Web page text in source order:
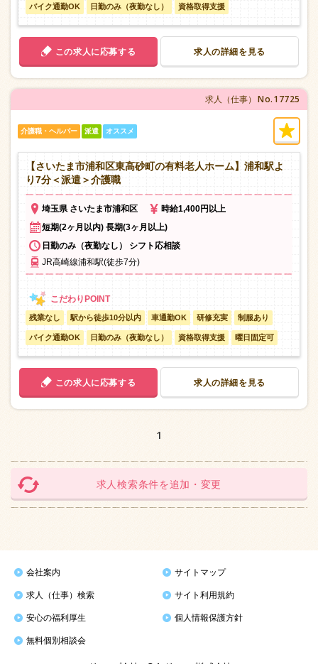
バイク通勤OK 日勤のみ（夜勤なし） 資格取得支援
この求人に応募する 求人の詳細を見る
求人（仕事） No.17725
介護職・ヘルパー 派遣 オススメ
【さいたま市浦和区東高砂町の有料老人ホーム】浦和駅よ
り7分＜派遣＞介護職
埼玉県 さいたま市浦和区
時給1,400円以上
短期(2ヶ月以内) 長期(3ヶ月以上)
日勤のみ（夜勤なし） シフト応相談
JR高崎線浦和駅(徒歩7分)
残業なし 駅から徒歩10分以内 車通勤OK 研修充実 制服あり
バイク通勤OK 日勤のみ（夜勤なし） 資格取得支援 曜日固定可
この求人に応募する 求人の詳細を見る
1
求人検索条件を追加・変更
会社案内 サイトマップ
求人（仕事）検索 サイト利用規約
安心の福利厚生 個人情報保護方針
無料個別相談会